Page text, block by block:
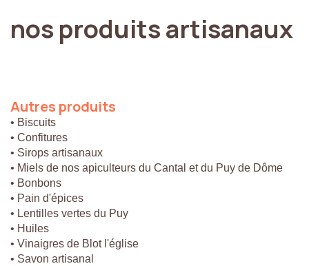
nos produitsartisanaux
Autres produits
• Biscuits
• Confitures
• Sirops artisanaux
• Miels de nos apiculteurs du Cantal et du Puy de Dôme
• Bonbons
• Pain d'épices
• Lentilles vertes du Puy
• Huiles
• Vinaigres de Blot l'église
• Savon artisanal